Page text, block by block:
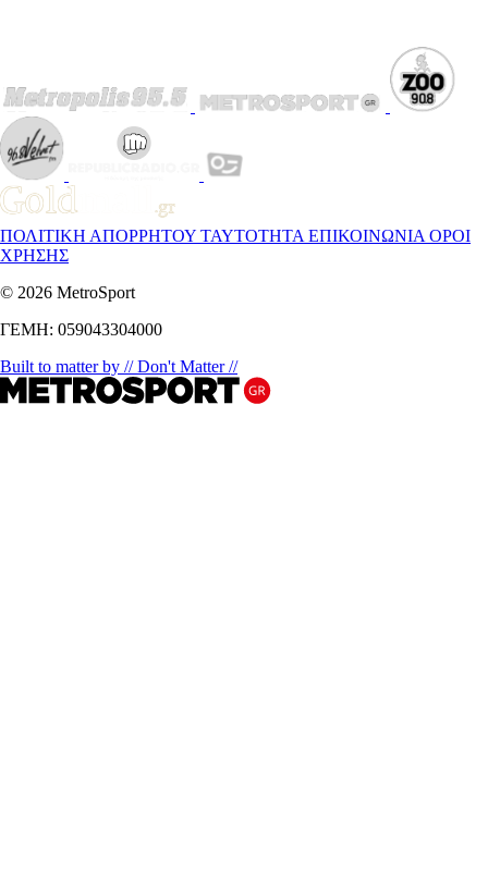
ΠΟΛΙΤΙΚΗ ΑΠΟΡΡΗΤΟΥ ΤΑΥΤΟΤΗΤΑ ΕΠΙΚΟΙΝΩΝΙΑ ΟΡΟΙ
ΧΡΗΣΗΣ
© 2026 MetroSport
ΓΕΜΗ: 059043304000
Built to matter by // Don't Matter //